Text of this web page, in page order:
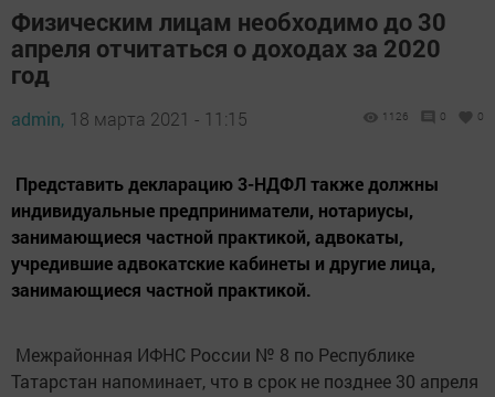
Физическим лицам необходимо до 30
апреля отчитаться о доходах за 2020
год
admin, 18 марта 2021 - 11:15 1126 0 0
Представить декларацию 3-НДФЛ также должны
индивидуальные предприниматели, нотариусы,
занимающиеся частной практикой, адвокаты,
учредившие адвокатские кабинеты и другие лица,
занимающиеся частной практикой.
Межрайонная ИФНС России № 8 по Республике
Татарстан напоминает, что в срок не позднее 30 апреля